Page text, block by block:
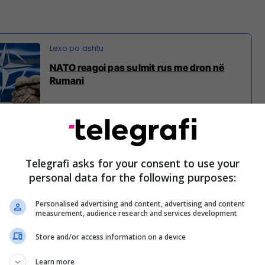
NATO reagoi pas sulmit rus me dron në
Rumani
të Ministrisë së Mbrojtjes, Ministrisë së
të Inteligjencës rumun po vazhdojnë
ngjarjes në zonën e ndërtesës në Galați.
nga Rusia, janë zhvilluar mbi bazën e
dhe përdoren gjerësisht nga Rusia që nga
Ukrainës.
të para, duket se e gjithë ngarkesa e dronit
Telegrafi asks for your consent to use your
personal data for the following purposes:
Personalised advertising and content, advertising and content
measurement, audience research and services development
Store and/or access information on a device
Learn more